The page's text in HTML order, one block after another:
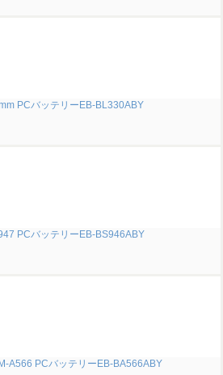
PCバッテリーEB-BL330ABY
PCバッテリーEB-BS946ABY
A566 PCバッテリーEB-BA566ABY